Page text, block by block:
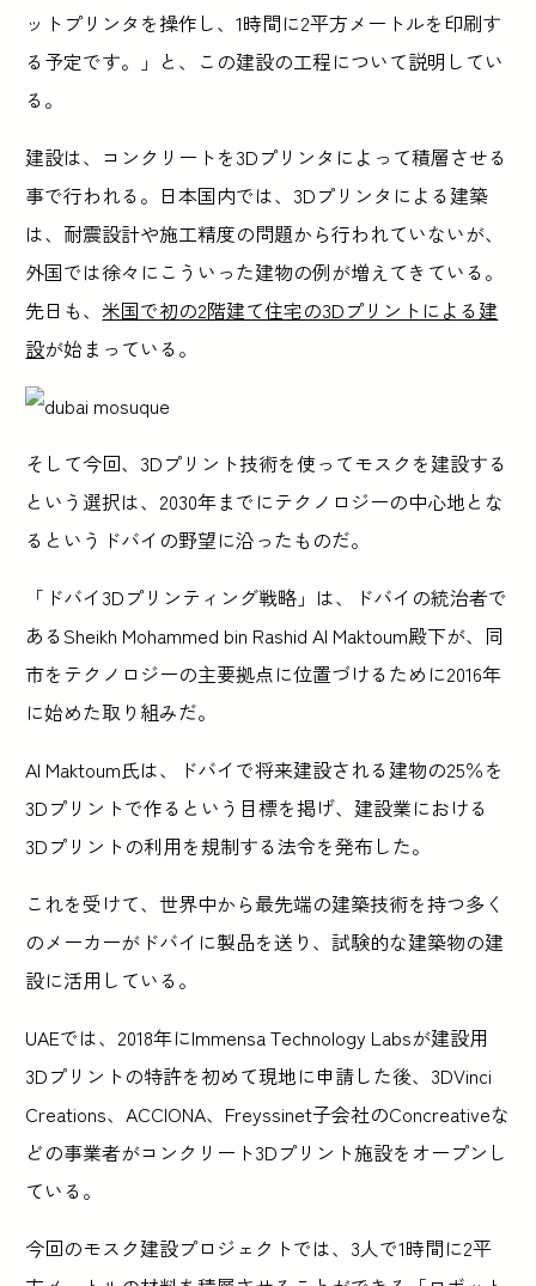
ットプリンタを操作し、1時間に2平方メートルを印刷す
る予定です。」と、この建設の工程について説明してい
る。
建設は、コンクリートを3Dプリンタによって積層させる
事で行われる。日本国内では、3Dプリンタによる建築
は、耐震設計や施工精度の問題から行われていないが、
外国では徐々にこういった建物の例が増えてきている。
先日も、米国で初の2階建て住宅の3Dプリントによる建
設が始まっている。
そして今回、3Dプリント技術を使ってモスクを建設する
という選択は、2030年までにテクノロジーの中心地とな
るというドバイの野望に沿ったものだ。
「ドバイ3Dプリンティング戦略」は、ドバイの統治者で
あるSheikh Mohammed bin Rashid Al Maktoum殿下が、同
市をテクノロジーの主要拠点に位置づけるために2016年
に始めた取り組みだ。
Al Maktoum氏は、ドバイで将来建設される建物の25％を
3Dプリントで作るという目標を掲げ、建設業における
3Dプリントの利用を規制する法令を発布した。
これを受けて、世界中から最先端の建築技術を持つ多く
のメーカーがドバイに製品を送り、試験的な建築物の建
設に活用している。
UAEでは、2018年にImmensa Technology Labsが建設用
3Dプリントの特許を初めて現地に申請した後、3DVinci
Creations、ACCIONA、Freyssinet子会社のConcreativeな
どの事業者がコンクリート3Dプリント施設をオープンし
ている。
今回のモスク建設プロジェクトでは、3人で1時間に2平